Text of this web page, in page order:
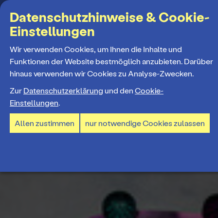
Suchbegriff
MENÜ
Programm
Spielplan
Spielzeiteröffnung
Tickets und Abos
Ticketpreise & Saalplan
Mitmachen
Datenschutzhinweise & Cookie-
Einstellungen
Wir verwenden Cookies, um Ihnen die Inhalte und
Funktionen der Website bestmöglich anzubieten. Darüber
hinaus verwenden wir Cookies zu Analyse-Zwecken.
Zur Datenschutzerklärung und den Cookie-
Einstellungen.
Allen zustimmen nur notwendige Cookies zulassen